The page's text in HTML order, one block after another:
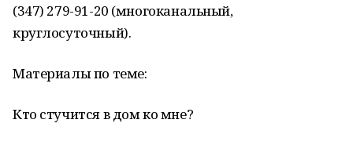
(347) 279-91-20 (многоканальный,
круглосуточный).
Материалы по теме:
Кто стучится в дом ко мне?